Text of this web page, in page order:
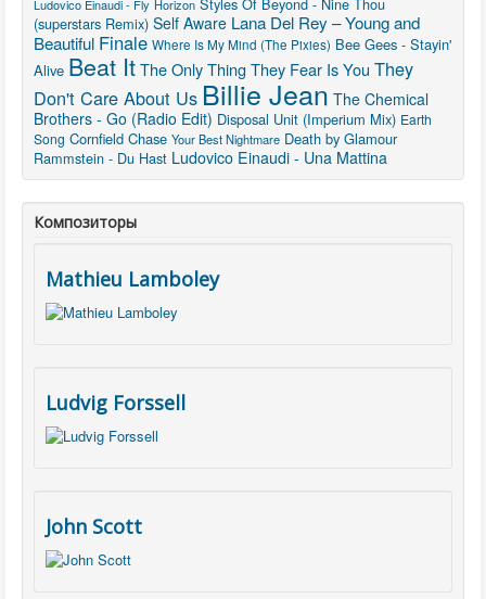
Ludovico Einaudi - Fly Horizon
(superstars Remix) Self Aware Lana Del Rey – Young and
Beautiful Finale Where Is My Mind (The Pixies) Bee Gees - Stayin'
Alive Beat ItThe Only Thing They Fear Is You They
Don't Care About Us Billie Jean The Chemical
Brothers - Go (Radio Edit) Disposal Unit (Imperium Mix) Earth
Song Cornfield Chase Your Best Nightmare Death by Glamour
Rammstein - Du Hast Ludovico Einaudi - Una Mattina
Композиторы
Mathieu Lamboley
Ludvig Forssell
John Scott